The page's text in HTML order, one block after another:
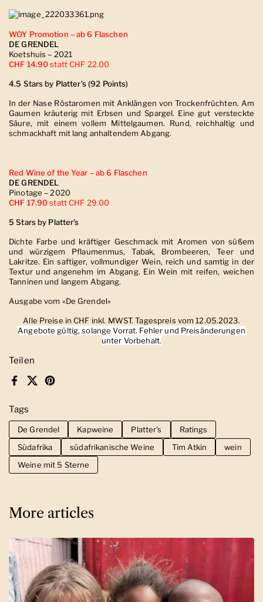
Teilen
Facebook
X (Twitter)Pinterest
Tags
De Grendel Kapweine Platter's
Ratings
Südafrika
südafrikanische Weine Tim Atkin
wein
Weine mit 5 Sterne
WOY Promotion – ab 6 Flaschen
DE GRENDEL
Koetshuis – 2021
CHF 14.90statt CHF 22.00
4.5 Stars by Platter’s (92 Points)
In der Nase Röstaromen mit Anklängen von Trockenfrüchten. Am
Gaumen kräuterig mit Erbsen und Spargel. Eine gut versteckte
Säure, mit einem vollem Mittelgaumen. Rund, reichhaltig und
schmackhaft mit lang anhaltendem Abgang.
Red Wine of the Year – ab 6 Flaschen
DE GRENDEL
Pinotage – 2020
CHF 17.90statt CHF 29.00
5 Stars by Platter’s
Dichte Farbe und kräftiger Geschmack mit Aromen von süßem
und würzigem Pflaumenmus, Tabak, Brombeeren, Teer und
Lakritze. Ein saftiger, vollmundiger Wein, reich und samtig in der
Textur und angenehm im Abgang. Ein Wein mit reifen, weichen
Tanninen und langem Abgang.
Ausgabe vom «De Grendel»
Alle Preise in CHF inkl. MWST. Tagespreis vom 12.05.2023.
Angebote gültig, solange Vorrat. Fehler und Preisänderungen
unter Vorbehalt.
More articles